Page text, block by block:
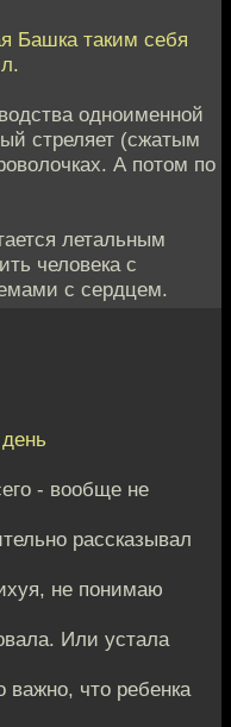
Башка таким себя
одноименной
стреляет (сжатым
А потом по
летальным
человека с
с сердцем.
- вообще не
рассказывал
не понимаю
Или устала
важно, что ребенка